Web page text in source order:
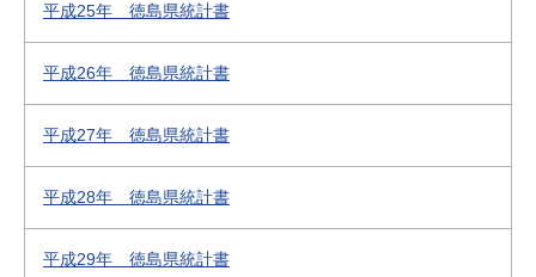
平成25年 徳島県統計書
平成26年 徳島県統計書
平成27年 徳島県統計書
平成28年 徳島県統計書
平成29年 徳島県統計書